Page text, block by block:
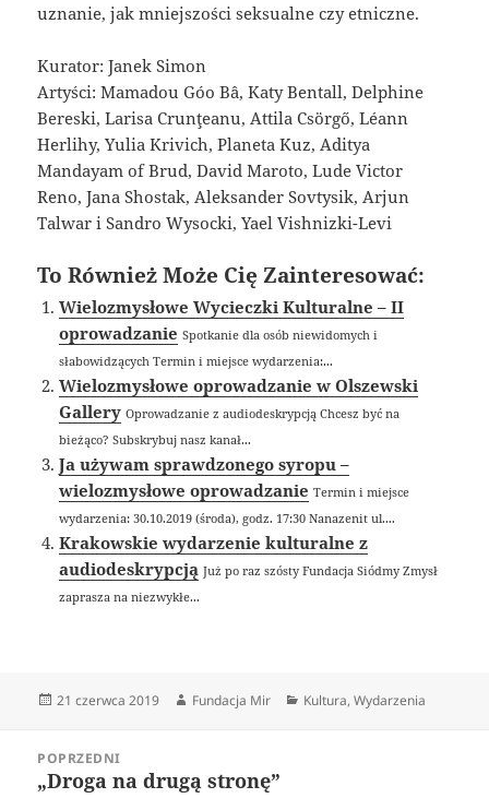
uznanie, jak mniejszości seksualne czy etniczne.
Kurator: Janek Simon
Artyści: Mamadou Góo Bâ, Katy Bentall, Delphine
Bereski, Larisa Crunţeanu, Attila Csörgő, Léann
Herlihy, Yulia Krivich, Planeta Kuz, Aditya
Mandayam of Brud, David Maroto, Lude Victor
Reno, Jana Shostak, Aleksander Sovtysik, Arjun
Talwar i Sandro Wysocki, Yael Vishnizki-Levi
To Również Może Cię Zainteresować:
Wielozmysłowe Wycieczki Kulturalne – II
oprowadzanie Spotkanie dla osób niewidomych i
słabowidzących Termin i miejsce wydarzenia:...
Wielozmysłowe oprowadzanie w Olszewski
Gallery Oprowadzanie z audiodeskrypcją Chcesz być na
bieżąco? Subskrybuj nasz kanał...
Ja używam sprawdzonego syropu –
wielozmysłowe oprowadzanie Termin i miejsce
wydarzenia: 30.10.2019 (środa), godz. 17:30 Nanazenit ul....
Krakowskie wydarzenie kulturalne z
audiodeskrypcją Już po raz szósty Fundacja Siódmy Zmysł
zaprasza na niezwykłe...
Data
21 czerwca 2019 Autor
Fundacja Mir Kategorie
Kultura,Wydarzenia
wpisuPOPRZEDNI
Poprzedni
„Droga na drugą stronę”